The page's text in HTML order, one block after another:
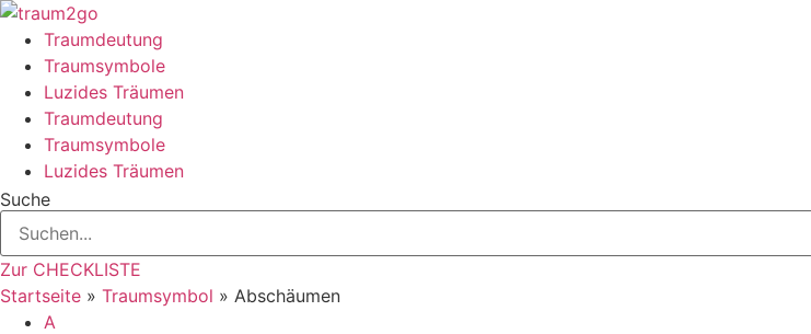
Zum
Inhalt
springen
Traumdeutung
Traumsymbole
Luzides Träumen
Traumdeutung
Traumsymbole
Luzides Träumen
Suche
Zur CHECKLISTE
Startseite » Traumsymbol » Abschäumen
A